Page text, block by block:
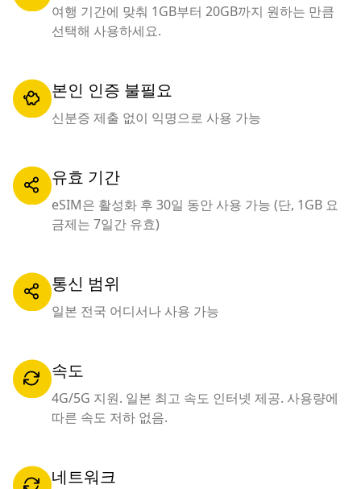
여행 기간에 맞춰 1GB부터 20GB까지 원하는 만큼
선택해 사용하세요.
본인 인증 불필요
신분증 제출 없이 익명으로 사용 가능
유효 기간
eSIM은 활성화 후 30일 동안 사용 가능 (단, 1GB 요
금제는 7일간 유효)
통신 범위
일본 전국 어디서나 사용 가능
속도
4G/5G 지원. 일본 최고 속도 인터넷 제공. 사용량에
따른 속도 저하 없음.
네트워크